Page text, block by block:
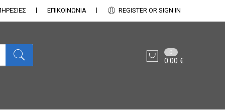
ΕΠΙΚΟΙΝΩΝΊΑ REGISTER OR SIGN IN
0
0.00€